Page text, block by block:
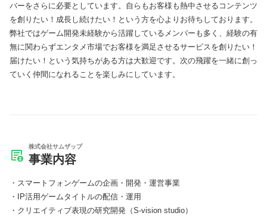
バーをさらに必要としています。自らもお客様も熱中させるコンテンツ
を創りたい！成長し続けたい！という方を心よりお待ちしております。
弊社ではゲーム開発未経験から活躍しているメンバーも多く、経験の有
無に関わらずエンタメ市場でお客様を満足させるサービスを創りたい！
届けたい！という気持ちがある方は大歓迎です。次の飛躍を一緒に創っ
ていく仲間になれることを楽しみにしています。
株式会社サムザップ
事業内容
スマートフォンゲームの企画・開発・運営事業
IP活用ゲームタイトルの配信・運用
クリエイティブ表現の研究開発（S-vision studio）